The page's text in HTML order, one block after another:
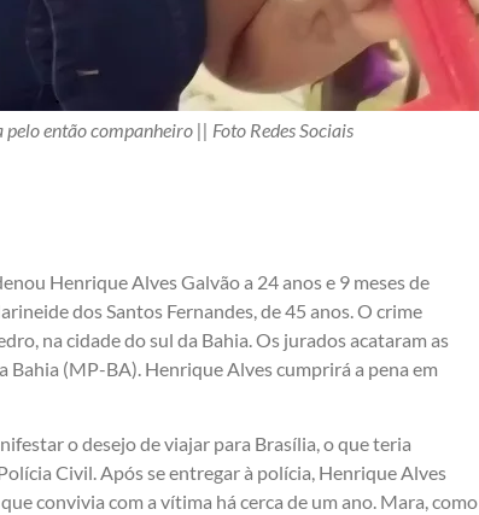
então companheiro || Foto Redes Sociais
Henrique Alves Galvão a 24 anos e 9 meses de
dos Santos Fernandes, de 45 anos. O crime
na cidade do sul da Bahia. Os jurados acataram as
(MP-BA). Henrique Alves cumprirá a pena em
o desejo de viajar para Brasília, o que teria
Civil. Após se entregar à polícia, Henrique Alves
convivia com a vítima há cerca de um ano. Mara, como